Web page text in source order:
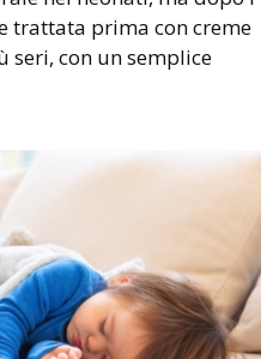
trattata prima con creme
seri, con un semplice